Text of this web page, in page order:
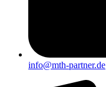
info@mth-partner.de